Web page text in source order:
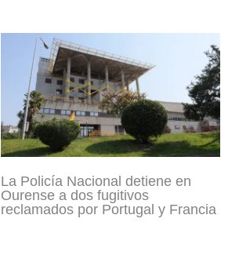
La Policía Nacional detiene en
Ourense a dos fugitivos
reclamados por Portugal y Francia